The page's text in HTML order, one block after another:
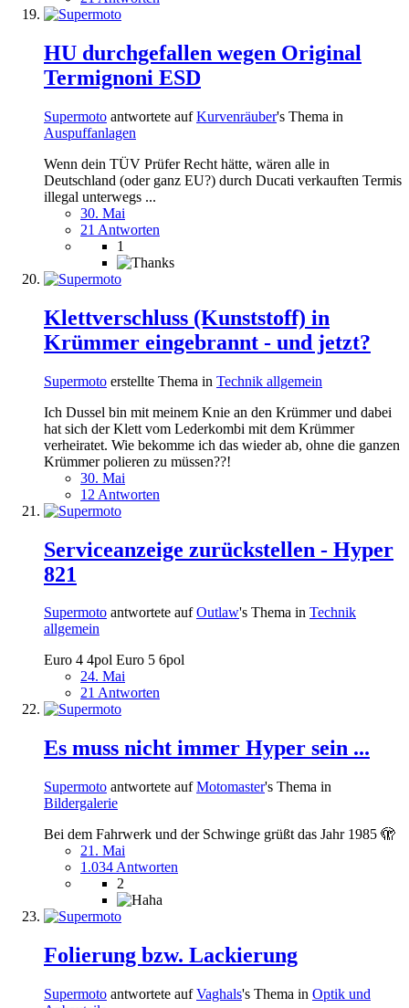
HU durchgefallen wegen Original
Termignoni ESD
Supermoto antwortete aufKurvenräuber's Thema in
Auspuffanlagen
Wenn dein TÜV Prüfer Recht hätte, wären alle in
Deutschland (oder ganz EU?) durch Ducati verkauften Termis
illegal unterwegs ...
30. Mai
21 Antworten
1
Klettverschluss (Kunststoff) in
Krümmer eingebrannt - und jetzt?
Supermoto erstellte Thema in Technik allgemein
Ich Dussel bin mit meinem Knie an den Krümmer und dabei
hat sich der Klett vom Lederkombi mit dem Krümmer
verheiratet. Wie bekomme ich das wieder ab, ohne die ganzen
Krümmer polieren zu müssen??!
30. Mai
12 Antworten
Serviceanzeige zurückstellen - Hyper
821
Supermoto antwortete aufOutlaw's Thema in Technik
allgemein
Euro 4 4pol Euro 5 6pol
24. Mai
21 Antworten
Es muss nicht immer Hyper sein ...
Supermoto antwortete aufMotomaster's Thema in
Bildergalerie
Bei dem Fahrwerk und der Schwinge grüßt das Jahr 1985 🫣
21. Mai
1.034 Antworten
2
Folierung bzw. Lackierung
Supermoto antwortete aufVaghals's Thema in Optik und